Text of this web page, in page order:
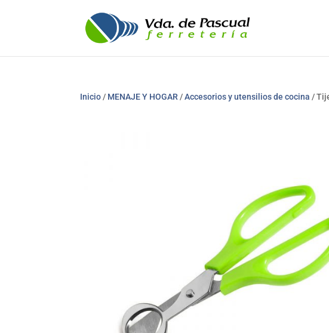
Inicio / MENAJE Y HOGAR /Accesorios y utensilios de cocina /